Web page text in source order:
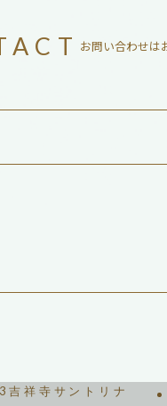
お問い合わせは
祥寺サントリナ